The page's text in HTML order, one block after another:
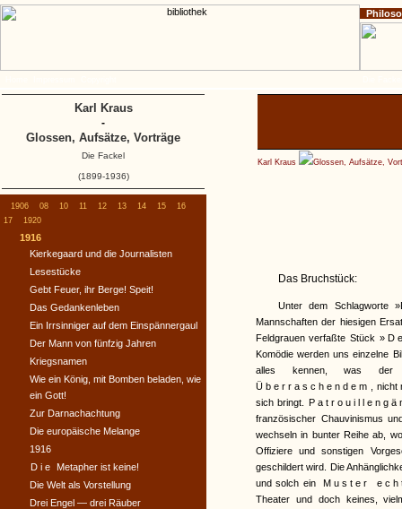
Karl Kraus Glossen, Aufsätze,
Das Bruchstück:
Unter dem Schlagworte
Mannschaften der hiesigen
Feldgrauen verfaßte Stück
Komödie werden uns einzelne
alles kennen, was der
Überraschendem
,
sich bringt.
französischer Chauvinismus
wechseln in bunter Reihe ab,
Offiziere und sonstigen
geschildert wird. Die
und solch ein Muster
Theater und doch keines,
1906 08 10 11 12 13 14 15
16
17
1920
1916
Kierkegaard und die Journalisten
Lesestücke
Gebt Feuer, ihr Berge! Speit!
Das Gedankenleben
Ein Irrsinniger auf dem Einspännergaul
Der Mann von fünfzig Jahren
Kriegsnamen
Wie ein König, mit Bomben beladen, wie
ein Gott!
Zur Darnachachtung
Die europäische Melange
1916
Die Metapher ist keine!
Die Welt als Vorstellung
Drei Engel — drei Räuber
Karl Kraus
-
Glossen, Aufsätze, Vorträge
Die Fackel
(1899-1936)